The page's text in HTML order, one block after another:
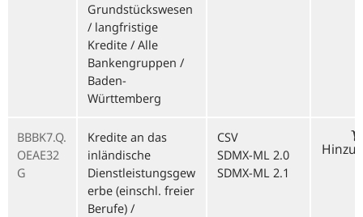
Grundstückswesen
/ langfristige
Kredite / Alle
Bankengruppen /
Baden-
Württemberg
BBBK7.Q.
OEAE32
G
Kredite an das
inländische
Dienstleistungsgew
erbe (einschl. freier
Berufe) /
CSV
SDMX-ML 2.0
SDMX-ML 2.1